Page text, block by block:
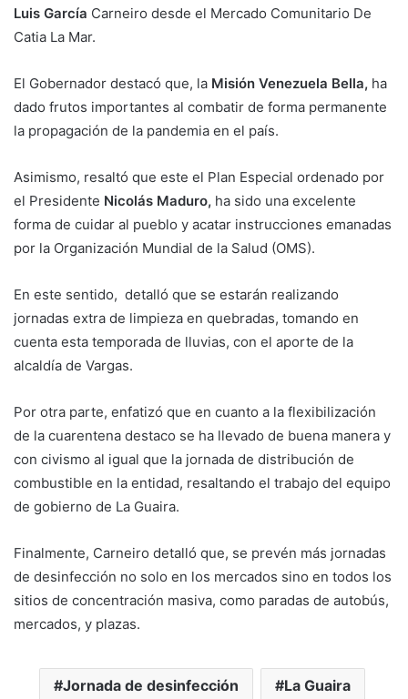
Luis García Carneiro desde el Mercado Comunitario De
Catia La Mar.
El Gobernador destacó que, la Misión Venezuela Bella, ha
dado frutos importantes al combatir de forma permanente
la propagación de la pandemia en el país.
Asimismo, resaltó que este el Plan Especial ordenado por
el Presidente Nicolás Maduro, ha sido una excelente
forma de cuidar al pueblo y acatar instrucciones emanadas
por la Organización Mundial de la Salud (OMS).
En este sentido, detalló que se estarán realizando
jornadas extra de limpieza en quebradas, tomando en
cuenta esta temporada de lluvias, con el aporte de la
alcaldía de Vargas.
Por otra parte, enfatizó que en cuanto a la flexibilización
de la cuarentena destaco se ha llevado de buena manera y
con civismo al igual que la jornada de distribución de
combustible en la entidad, resaltando el trabajo del equipo
de gobierno de La Guaira.
Finalmente, Carneiro detalló que, se prevén más jornadas
de desinfección no solo en los mercados sino en todos los
sitios de concentración masiva, como paradas de autobús,
mercados, y plazas.
Jornada de desinfección La Guaira